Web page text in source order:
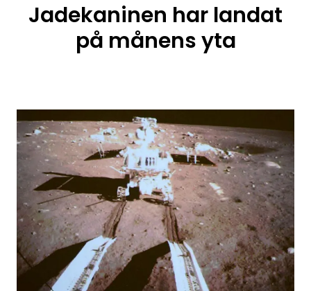
Jadekaninen har landat
på månens yta